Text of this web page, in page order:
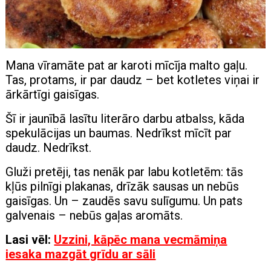
Mana vīramāte pat ar karoti mīcīja malto gaļu.
Tas, protams, ir par daudz – bet kotletes viņai ir
ārkārtīgi gaisīgas.
Šī ir jaunībā lasītu literāro darbu atbalss, kāda
spekulācijas un baumas. Nedrīkst mīcīt par
daudz. Nedrīkst.
Gluži pretēji, tas nenāk par labu kotletēm: tās
kļūs pilnīgi plakanas, drīzāk sausas un nebūs
gaisīgas. Un – zaudēs savu sulīgumu. Un pats
galvenais – nebūs gaļas aromāts.
Lasi vēl: Uzzini, kāpēc mana vecmāmiņa
iesaka mazgāt grīdu ar sāli